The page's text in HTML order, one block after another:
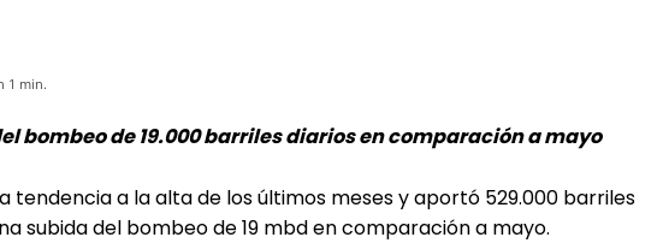
1 min.
bombeo de 19.000 barriles diarios en comparación a mayo
tendencia a la alta de los últimos meses y aportó 529.000 barriles
subida del bombeo de 19 mbd en comparación a mayo.